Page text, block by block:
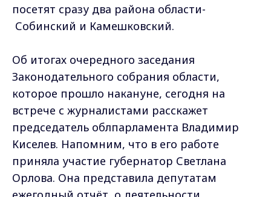
посетят сразу два района области-
Собинский и Камешковский.
Об итогах очередного заседания
Законодательного собрания области,
которое прошло накануне, сегодня на
встрече с журналистами расскажет
председатель облпарламента Владимир
Киселев. Напомним, что в его работе
приняла участие губернатор Светлана
Орлова. Она представила депутатам